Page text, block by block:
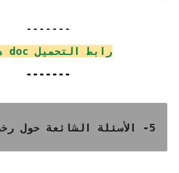
-------
رابط التحميل doc هنا
-------
5- الأسئلة الشائعة حول رخصة السكن